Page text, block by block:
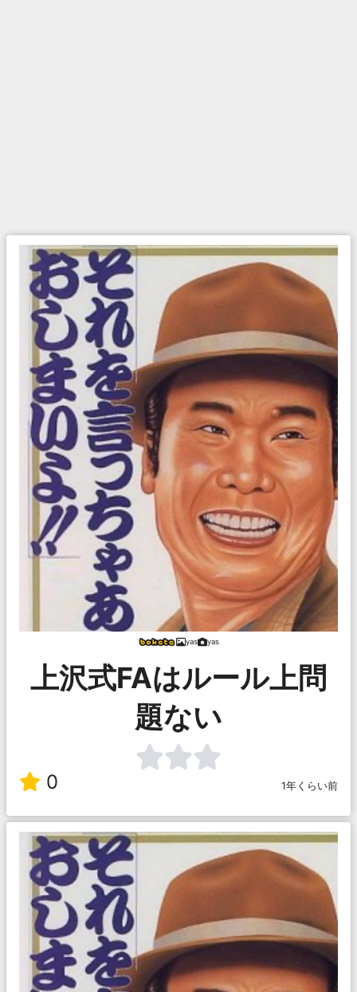
yas yas
上沢式FAはルール上問
題ない
0 1年くらい前